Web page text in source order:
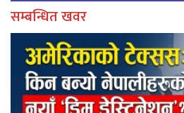
सम्बन्धित खवर